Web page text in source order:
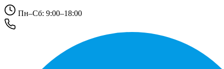
Пн–Сб: 9:00–18:00